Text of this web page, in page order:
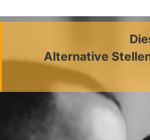
Alternative